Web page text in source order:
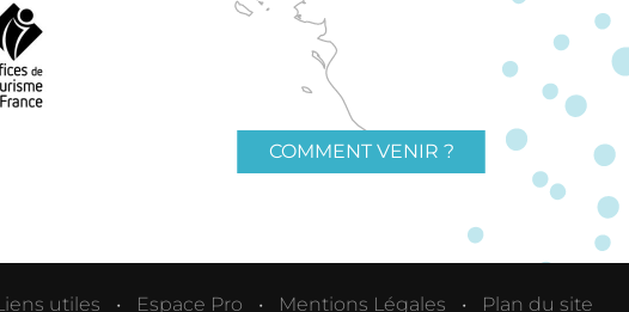
COMMENT VENIR ?
utiles Espace Pro Mentions Légales Plan du site